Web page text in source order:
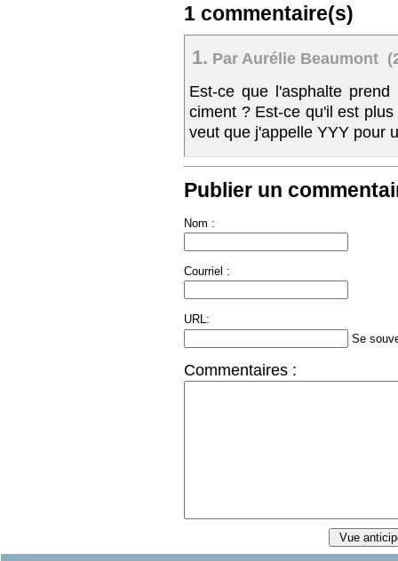
1 commentaire(s)
1. Par Aurélie Beaumont
Est-ce que l'asphalte
ciment ? Est-ce qu'il est
veut que j'appelle YYY pour
Publier un
Nom :
Courriel :
URL:
Se
Commentaires :